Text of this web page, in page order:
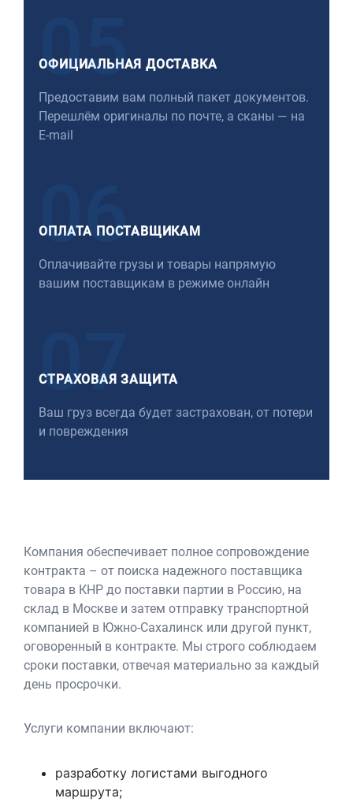
05
ОФИЦИАЛЬНАЯ ДОСТАВКА
Предоставим вам полный пакет документов.
Перешлём оригиналы по почте, а сканы — на
E-mail
06
ОПЛАТА ПОСТАВЩИКАМ
Оплачивайте грузы и товары напрямую
вашим поставщикам в режиме онлайн
07
СТРАХОВАЯ ЗАЩИТА
Ваш груз всегда будет застрахован, от потери
и повреждения
Компания обеспечивает полное сопровождение
контракта – от поиска надежного поставщика
товара в КНР до поставки партии в Россию, на
склад в Москве и затем отправку транспортной
компанией в Южно-Сахалинск или другой пункт,
оговоренный в контракте. Мы строго соблюдаем
сроки поставки, отвечая материально за каждый
день просрочки.
Услуги компании включают:
разработку логистами выгодного
маршрута;